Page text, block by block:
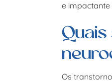
e
Quais
Os